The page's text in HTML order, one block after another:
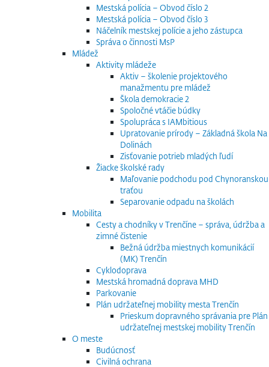
Mestská polícia – Obvod číslo 2
Mestská polícia – Obvod číslo 3
Náčelník mestskej polície a jeho zástupca
Správa o činnosti MsP
Mládež
Aktivity mládeže
Aktiv – školenie projektového
manažmentu pre mládež
Škola demokracie 2
Spoločné vtáčie búdky
Spolupráca s IAMbitious
Upratovanie prírody – Základná škola Na
Dolinách
Zisťovanie potrieb mladých ľudí
Žiacke školské rady
Maľovanie podchodu pod Chynoranskou
traťou
Separovanie odpadu na školách
Mobilita
Cesty a chodníky v Trenčíne – správa, údržba a
zimné čistenie
Bežná údržba miestnych komunikácií
(MK) Trenčín
Cyklodoprava
Mestská hromadná doprava MHD
Parkovanie
Plán udržateľnej mobility mesta Trenčín
Prieskum dopravného správania pre Plán
udržateľnej mestskej mobility Trenčín
O meste
Budúcnosť
Civilná ochrana